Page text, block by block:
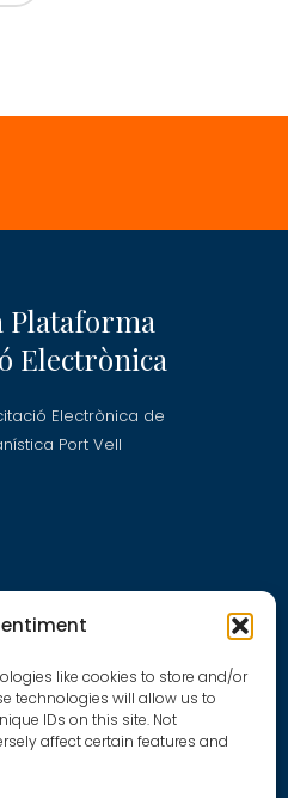
like cookies to store and/or
technologies will allow us to
IDs on this site. Not
affect certain features and
Plataforma
Electrònica
Electrònica de
Port Vell